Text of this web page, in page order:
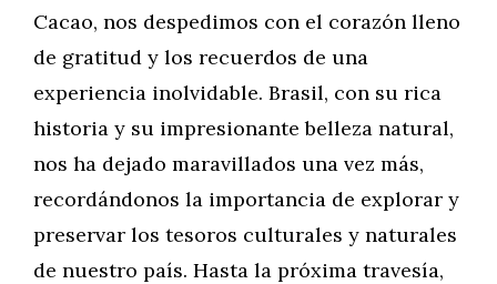
Cacao, nos despedimos con el corazón lleno
de gratitud y los recuerdos de una
experiencia inolvidable. Brasil, con su rica
historia y su impresionante belleza natural,
nos ha dejado maravillados una vez más,
recordándonos la importancia de explorar y
preservar los tesoros culturales y naturales
de nuestro país. Hasta la próxima travesía,